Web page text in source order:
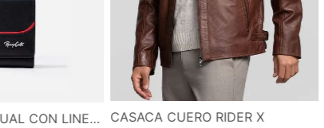
MONEDERO CASUAL CON LINEA DE COLOR EN CONTRASTE CASACA CUERO RIDER X